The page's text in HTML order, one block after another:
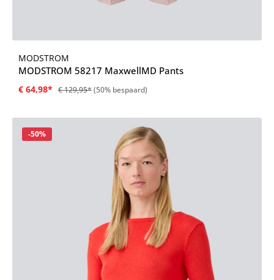
MODSTROM
MODSTROM 58217 MaxwellMD Pants
€ 64,98* € 129,95*(50% bespaard)
Korting
-50%